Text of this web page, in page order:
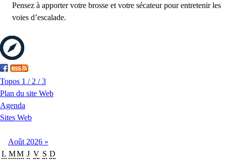
Pensez à apporter votre brosse et votre sécateur pour entretenir les
voies d’escalade.
Topos 1 / 2 / 3
Plan du site Web
Agenda
Sites Web
Août 2026 »
L MM J V S D